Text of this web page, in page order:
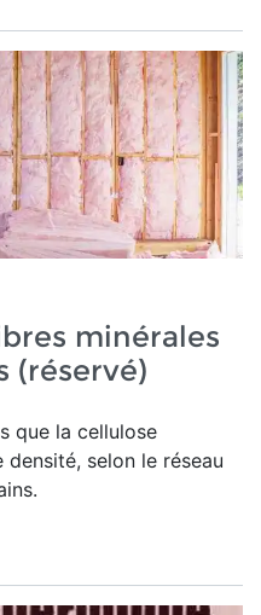
minérales
(réservé)
que la cellulose
selon le réseau